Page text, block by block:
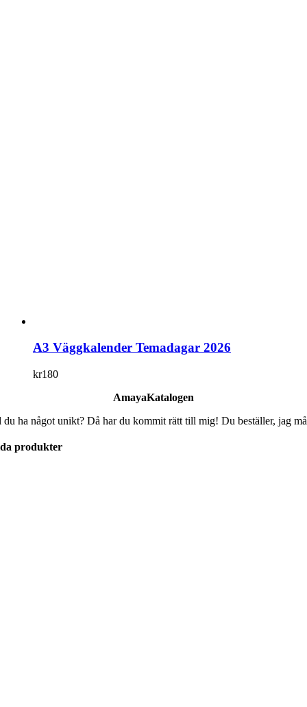
A3 Väggkalender Temadagar 2026
kr180
AmayaKatalogen
ha något unikt? Då har du kommit rätt till mig! Du beställer, jag
produkter